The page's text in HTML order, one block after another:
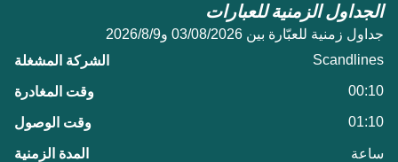
الجداول الزمنية للعبارات
جداول زمنية للعبّارة بين 03/08/2026 و9‏/8‏/2026
Scandlines
00:10
01:10
ساعة